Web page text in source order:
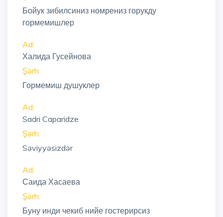
Бойук зибилсиниз номрениз горукду
гормемишлер
Ad:
Халида Гусейнова
Şərh:
Гормемиш душуклер
Ad:
Sadri Caparidze
Şərh:
Səviyyəsizdər
Ad:
Саида Хасаева
Şərh:
Буну инди чекиб нийе гостерирсиз